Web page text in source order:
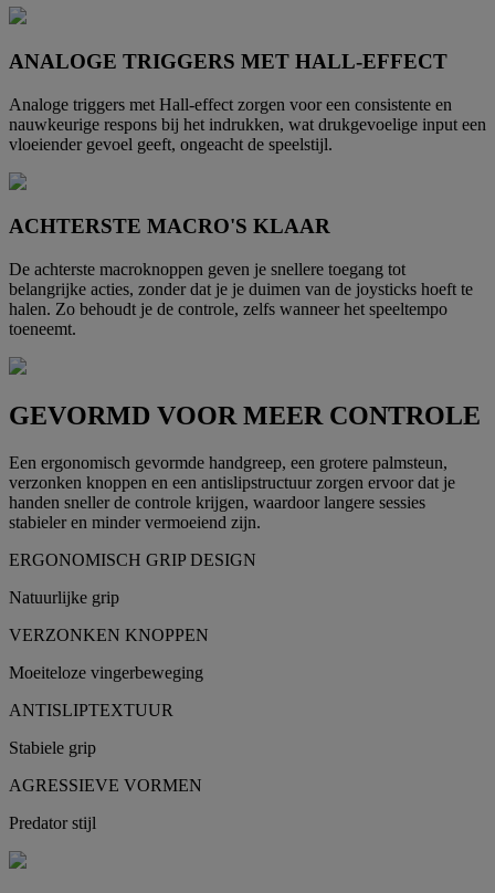
ANALOGE TRIGGERS MET HALL-EFFECT
Analoge triggers met Hall-effect zorgen voor een consistente en
nauwkeurige respons bij het indrukken, wat drukgevoelige input een
vloeiender gevoel geeft, ongeacht de speelstijl.
ACHTERSTE MACRO'S KLAAR
De achterste macroknoppen geven je snellere toegang tot
belangrijke acties, zonder dat je je duimen van de joysticks hoeft te
halen. Zo behoudt je de controle, zelfs wanneer het speeltempo
toeneemt.
GEVORMD VOOR MEER CONTROLE
Een ergonomisch gevormde handgreep, een grotere palmsteun,
verzonken knoppen en een antislipstructuur zorgen ervoor dat je
handen sneller de controle krijgen, waardoor langere sessies
stabieler en minder vermoeiend zijn.
ERGONOMISCH GRIP DESIGN
Natuurlijke grip
VERZONKEN KNOPPEN
Moeiteloze vingerbeweging
ANTISLIPTEXTUUR
Stabiele grip
AGRESSIEVE VORMEN
Predator stijl